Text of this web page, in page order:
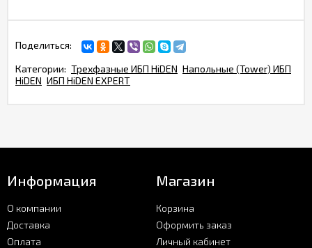
Поделиться:
Категории: Трехфазные ИБП HiDEN Напольные (Tower) ИБП
HiDEN ИБП HiDEN EXPERT
Информация
О компании
Доставка
Оплата
Магазин
Корзина
Оформить заказ
Личный кабинет